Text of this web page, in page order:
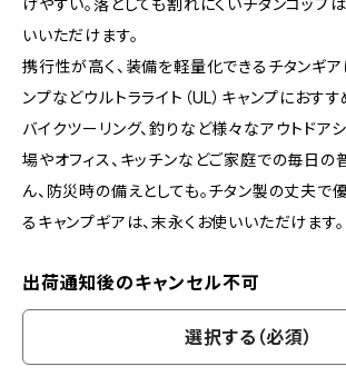
けやすい。落としても割れにくいチタンコップ
いいただけます。
携行性が高く、装備を軽量化できるチタンギ
ンプなどウルトラライト（UL）キャンプにおすす
バイクツーリング、釣りなど様々なアウトドア
場やオフィス、キッチンなどご家庭での毎日の
ん、防災時の備えとしても。チタン製の丈夫で
るキャンプギアは、末永くお使いいただけます。
出荷通知後のキャンセル不可
選択する（必須）